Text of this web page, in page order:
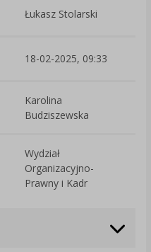
Łukasz Stolarski
18-02-2025, 09:33
Karolina
Budziszewska
Wydział
Organizacyjno-
Prawny i Kadr